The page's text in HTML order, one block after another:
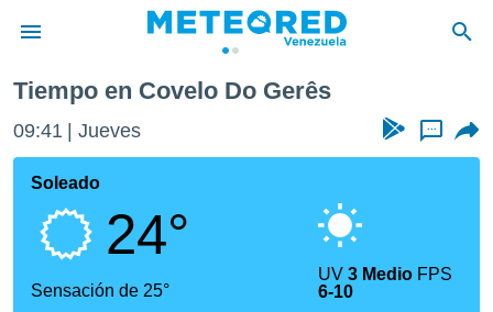
de
ha
calidad.
a este
Tiempo en Covelo Do Gerês
09:41 Jueves ...
Soleado
24°
Sensación de 25°
UV3 Medio FPS
6-10